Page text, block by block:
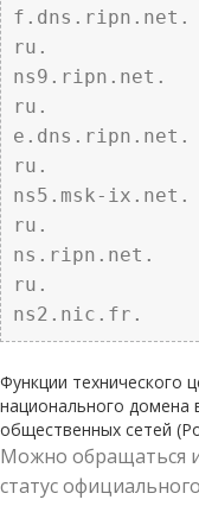
f.dns.ripn.net.
ru.			172800	IN	NS
ns9.ripn.net.
ru.			172800	IN	NS
e.dns.ripn.net.
ru.			172800	IN	NS
ns5.msk-ix.net.
ru.			172800	IN	NS
ns.ripn.net.
ru.			172800	IN	NS
ns2.nic.fr.
Функции технического
национального домена
общественных сетей
Можно обращаться
статус